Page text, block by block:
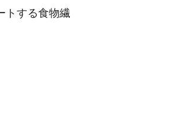
トする食物繊